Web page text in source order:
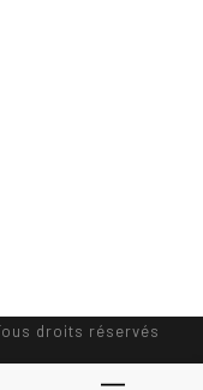
droits réservés